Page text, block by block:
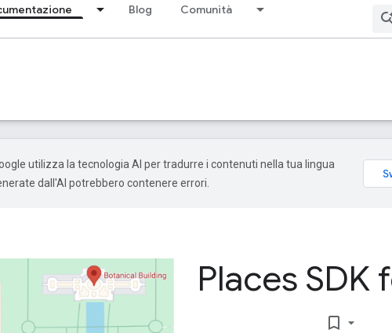
Blog Comunità
utilizza la tecnologia AI per tradurre i contenuti nella tua lingua
dall'AI potrebbero contenere errori.
Places SDK
bookmark_border